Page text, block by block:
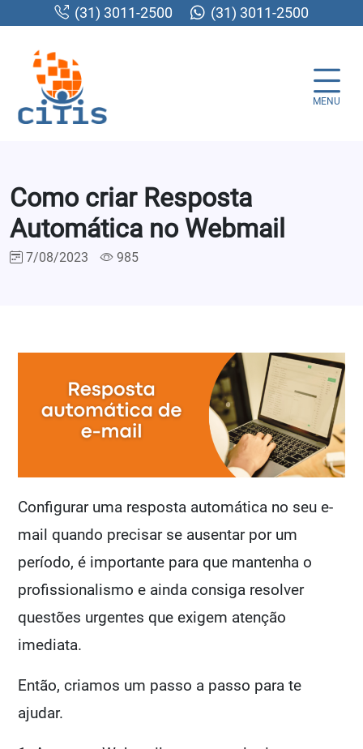
MENU
(31) 3011-2500 (31) 3011-2500
Como criar Resposta
Automática no Webmail
7/08/2023 985
Configurar uma resposta automática no seu e-
mail quando precisar se ausentar por um
período, é importante para que mantenha o
profissionalismo e ainda consiga resolver
questões urgentes que exigem atenção
imediata.
Então, criamos um passo a passo para te
ajudar.